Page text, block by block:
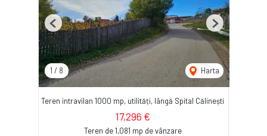
1 / 8 Harta
Previous Next
Teren intravilan 1000 mp, utilități, lângă Spital Călinești
17,296 €
Teren de 1,081 mp de vânzare